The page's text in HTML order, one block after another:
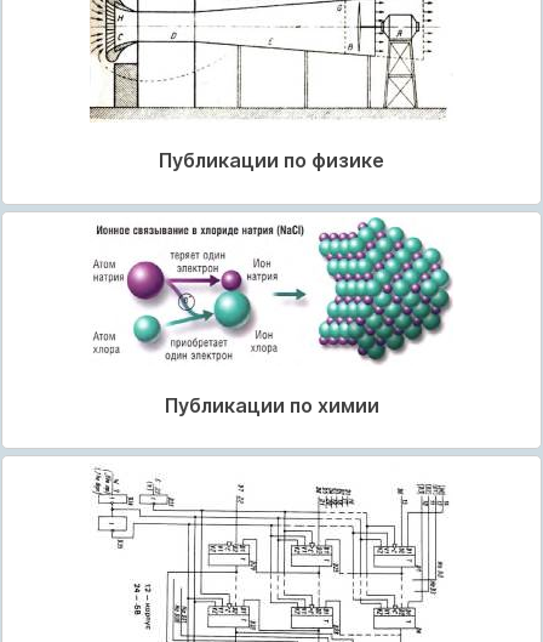
Публикации по физике
Публикации по химии